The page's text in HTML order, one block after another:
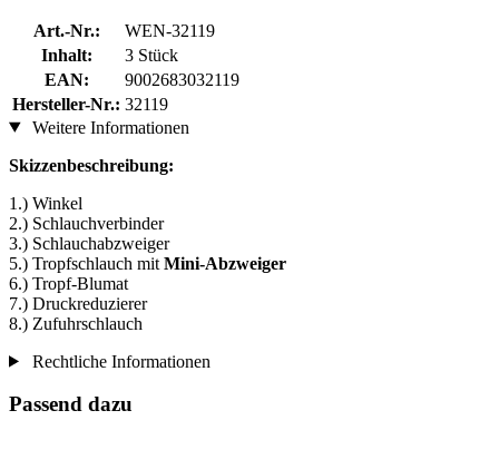
Art.-Nr.:
WEN-32119
Inhalt:
3 Stück
EAN:
9002683032119
Hersteller-Nr.: 32119
Weitere Informationen
Skizzenbeschreibung:
1.) Winkel
2.) Schlauchverbinder
3.) Schlauchabzweiger
5.) Tropfschlauch mit Mini-Abzweiger
6.) Tropf-Blumat
7.) Druckreduzierer
8.) Zufuhrschlauch
Rechtliche Informationen
Passend dazu